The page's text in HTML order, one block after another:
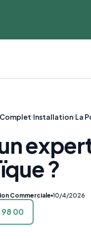
Complet Installation La
?
Commerciale 10/4/2026
98 00